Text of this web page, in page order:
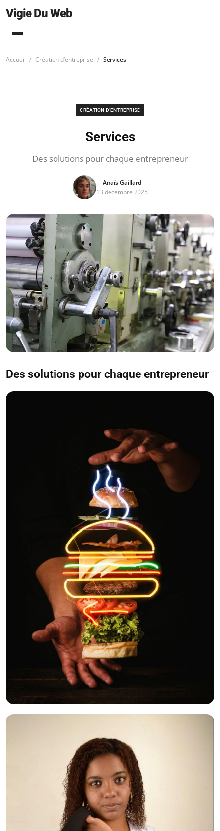
Vigie Du Web
Accueil Création d’entreprise Services
CRÉATION D’ENTREPRISE
Services
Des solutions pour chaque entrepreneur
Anaïs Gaillard
13 décembre 2025
Des solutions pour chaque entrepreneur